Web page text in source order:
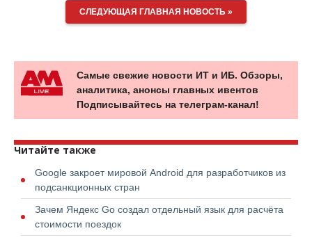
СЛЕДУЮЩАЯ ГЛАВНАЯ НОВОСТЬ »
Самые свежие новости ИТ и ИБ. Обзоры,
аналитика, анонсы главных ивентов
Подписывайтесь на телеграм-канал!
Читайте также
Google закроет мировой Android для разработчиков из
подсанкционных стран
Зачем Яндекс Go создал отдельный язык для расчёта
стоимости поездок